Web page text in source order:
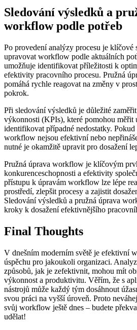
Sledování výsledků a
workflow podle potřeb
Po provedení analýzy procesu je klíčové
upravovat workflow podle aktuálních
umožňuje identifikovat příležitosti k
efektivity pracovního procesu. Pružná
pomáhá rychle reagovat na změny v
pokrok.
Při sledování výsledků je důležité
výkonnosti (KPIs), které pomohou měřit
identifikovat případné nedostatky. Pokud
workflow nejsou efektivní nebo
nutné je okamžitě upravit pro dosažení
Pružná úprava workflow je klíčovým
konkurenceschopnosti a efektivity
přístupu k úpravám workflow lze lépe
prostředí, zlepšit procesy a zajistit
Sledování výsledků a pružná úprava
kroky k dosažení efektivnějšího
Final Thoughts
V dnešním moderním světě je efektivní
úspěchu pro jakoukoli organizaci.
způsobů, jak je zefektivnit, mohou mít
výkonnost a produktivitu. Věřím, že s
nástrojů může každý tým dosáhnout
svou práci na vyšší úroveň. Proto
svůj workflow ještě dnes – budete
udělat!